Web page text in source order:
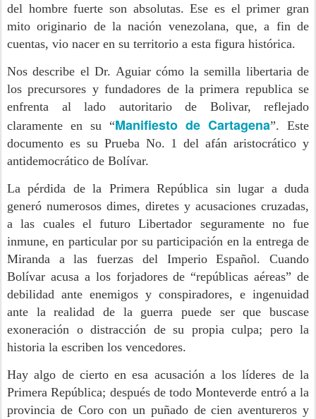
del hombre fuerte son absolutas. Ese es el primer gran
mito originario de la nación venezolana, que, a fin de
cuentas, vio nacer en su territorio a esta figura histórica.
Nos describe el Dr. Aguiar cómo la semilla libertaria de
los precursores y fundadores de la primera republica se
enfrenta al lado autoritario de Bolivar, reflejado
claramente en su “Manifiesto de Cartagena”. Este
documento es su Prueba No. 1 del afán aristocrático y
antidemocrático de Bolívar.
La pérdida de la Primera República sin lugar a duda
generó numerosos dimes, diretes y acusaciones cruzadas,
a las cuales el futuro Libertador seguramente no fue
inmune, en particular por su participación en la entrega de
Miranda a las fuerzas del Imperio Español. Cuando
Bolívar acusa a los forjadores de “repúblicas aéreas” de
debilidad ante enemigos y conspiradores, e ingenuidad
ante la realidad de la guerra puede ser que buscase
exoneración o distracción de su propia culpa; pero la
historia la escriben los vencedores.
Hay algo de cierto en esa acusación a los líderes de la
Primera República; después de todo Monteverde entró a la
provincia de Coro con un puñado de cien aventureros y